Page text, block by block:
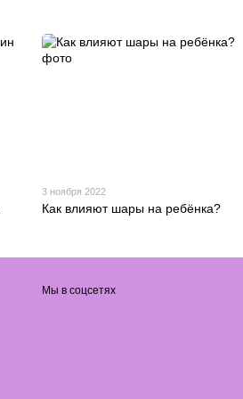
3 ноября 2022
Как влияют шары на ребёнка?
Мы в соцсетях